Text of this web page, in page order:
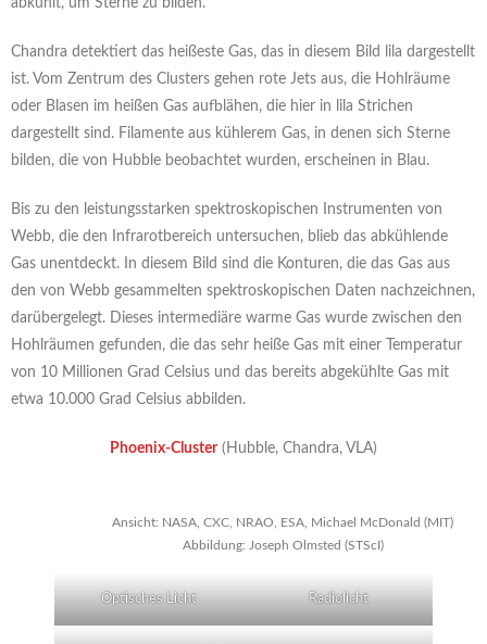
abkühlt, um Sterne zu bilden.
Chandra detektiert das heißeste Gas, das in diesem Bild lila dargestellt
ist. Vom Zentrum des Clusters gehen rote Jets aus, die Hohlräume
oder Blasen im heißen Gas aufblähen, die hier in lila Strichen
dargestellt sind. Filamente aus kühlerem Gas, in denen sich Sterne
bilden, die von Hubble beobachtet wurden, erscheinen in Blau.
Bis zu den leistungsstarken spektroskopischen Instrumenten von
Webb, die den Infrarotbereich untersuchen, blieb das abkühlende
Gas unentdeckt. In diesem Bild sind die Konturen, die das Gas aus
den von Webb gesammelten spektroskopischen Daten nachzeichnen,
darübergelegt. Dieses intermediäre warme Gas wurde zwischen den
Hohlräumen gefunden, die das sehr heiße Gas mit einer Temperatur
von 10 Millionen Grad Celsius und das bereits abgekühlte Gas mit
etwa 10.000 Grad Celsius abbilden.
Phoenix-Cluster(Hubble, Chandra, VLA)
Ansicht: NASA, CXC, NRAO, ESA, Michael McDonald (MIT)
Abbildung: Joseph Olmsted (STScI)
Optisches Licht Radiolicht